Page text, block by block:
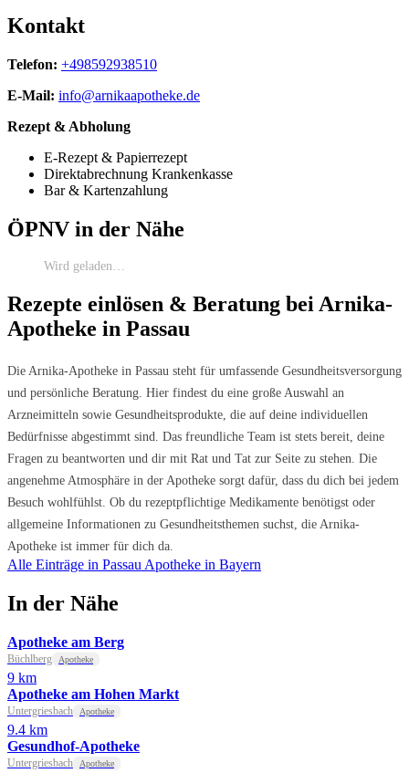
Kontakt
Telefon: +498592938510
E-Mail: info@arnikaapotheke.de
Rezept & Abholung
E-Rezept & Papierrezept
Direktabrechnung Krankenkasse
Bar & Kartenzahlung
ÖPNV in der Nähe
Wird geladen…
Rezepte einlösen & Beratung bei Arnika-
Apotheke in Passau
Die Arnika-Apotheke in Passau steht für umfassende Gesundheitsversorgung
und persönliche Beratung. Hier findest du eine große Auswahl an
Arzneimitteln sowie Gesundheitsprodukte, die auf deine individuellen
Bedürfnisse abgestimmt sind. Das freundliche Team ist stets bereit, deine
Fragen zu beantworten und dir mit Rat und Tat zur Seite zu stehen. Die
angenehme Atmosphäre in der Apotheke sorgt dafür, dass du dich bei jedem
Besuch wohlfühlst. Ob du rezeptpflichtige Medikamente benötigst oder
allgemeine Informationen zu Gesundheitsthemen suchst, die Arnika-
Apotheke ist immer für dich da.
Alle Einträge in Passau Apotheke in Bayern
In der Nähe
Apotheke am Berg
Büchlberg Apotheke
9 km
Apotheke am Hohen Markt
Untergriesbach Apotheke
9.4 km
Gesundhof-Apotheke
Untergriesbach Apotheke